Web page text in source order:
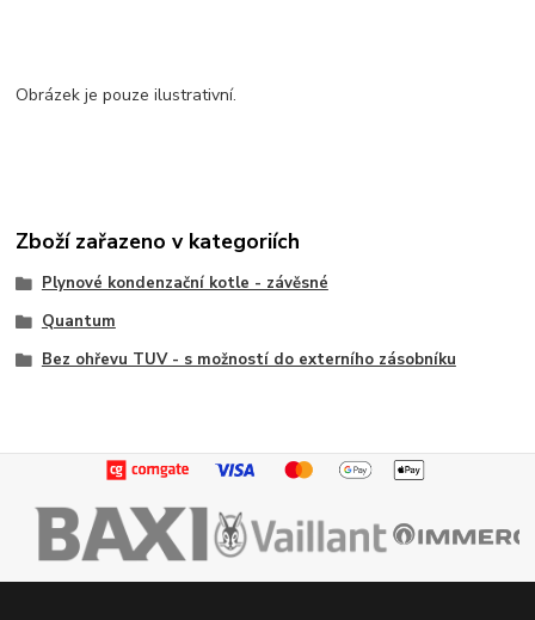
Obrázek je pouze ilustrativní.
Zboží zařazeno v kategoriích
Plynové kondenzační kotle - závěsné
Quantum
Bez ohřevu TUV - s možností do externího zásobníku